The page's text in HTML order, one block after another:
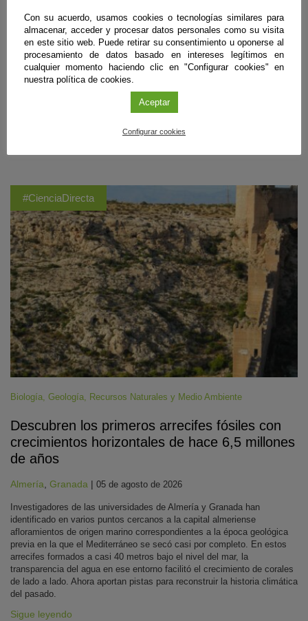
eclipses que se sucederán en 2026, 2027 y 2028 se iniciará a las
19:39, y llegará a su fase máxima hacia las 20:30, para finalizar entre
las 21:15 y 21:25, dependiendo de la zona dónde se observe. En
Andalucía se observará de forma parcial, y aunque el Sol no esté
totalmente oculto, los expertos recomiendan protección ocular con
gafas homologadas, evitar trucos caseros y poco efectivos como gafas
de sol convencionales, radiografías, CD o cristales ahumados, ir
debidamente equipados con agua y ropa de abrigo, así como escoger
lugares abiertos y seguros, siempre mirando al horizonte occidental
#CienciaDirecta
Biología, Geología, Recursos Naturales y Medio Ambiente
Descubren los primeros arrecifes fósiles con
crecimientos horizontales de hace 6,5 millones
de años
Almería Granada | 05 de agosto de 2026
Investigadores de las universidades de Almería y Granada han
identificado en varios puntos cercanos a la capital almeriense
afloramientos de origen marino correspondientes a la época geológica
previa en la que el Mediterráneo se secó casi por completo. En estos
arrecifes formados a casi 40 metros bajo el nivel del mar, la
transparencia del agua en ese entorno facilitó el crecimiento de corales
de lado a lado. Ahora aportan pistas para reconstruir la historia climática
del pasado.
Sigue leyendo
Con su acuerdo, usamos cookies o tecnologías similares para
almacenar, acceder y procesar datos personales como su visita
en este sitio web. Puede retirar su consentimiento u oponerse al
procesamiento de datos basado en intereses legítimos en
cualquier momento haciendo clic en "Configurar cookies" en
nuestra política de cookies.
Aceptar
Configurar cookies